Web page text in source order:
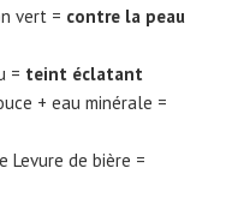
vert = contre la peau
= teint éclatant
+ eau minérale =
Levure de bière =